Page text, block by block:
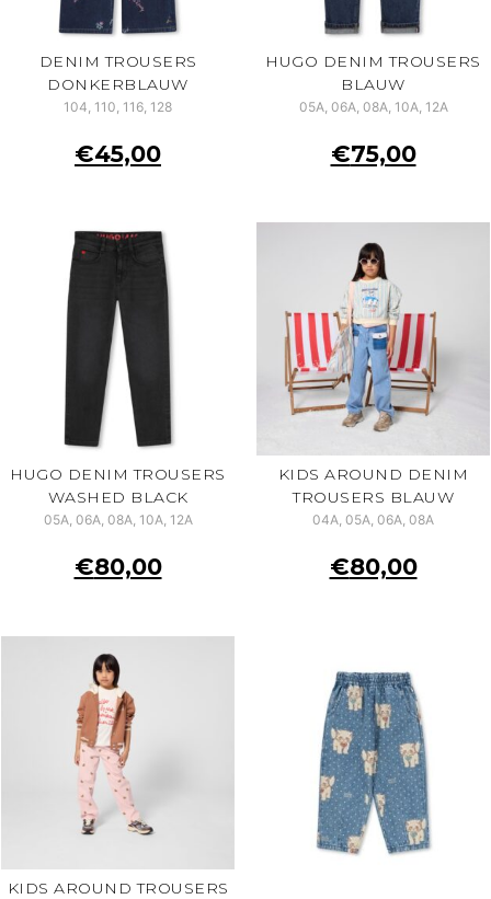
DENIM TROUSERS
DONKERBLAUW
104, 110, 116, 128
€45,00
HUGO DENIM TROUSERS
BLAUW
05A, 06A, 08A, 10A, 12A
€75,00
HUGO DENIM TROUSERS
WASHED BLACK
05A, 06A, 08A, 10A, 12A
€80,00
KIDS AROUND DENIM
TROUSERS BLAUW
04A, 05A, 06A, 08A
€80,00
KIDS AROUND TROUSERS